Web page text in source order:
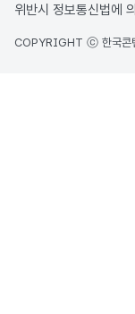
위반시 정보통신법에
COPYRIGHT ⓒ 한국콘